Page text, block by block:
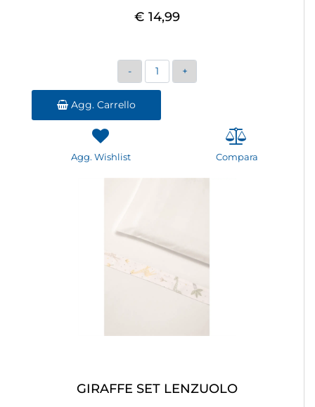
€ 14,99
Quantità
Agg. Carrello
Agg. Wishlist Compara
GIRAFFE SET LENZUOLO